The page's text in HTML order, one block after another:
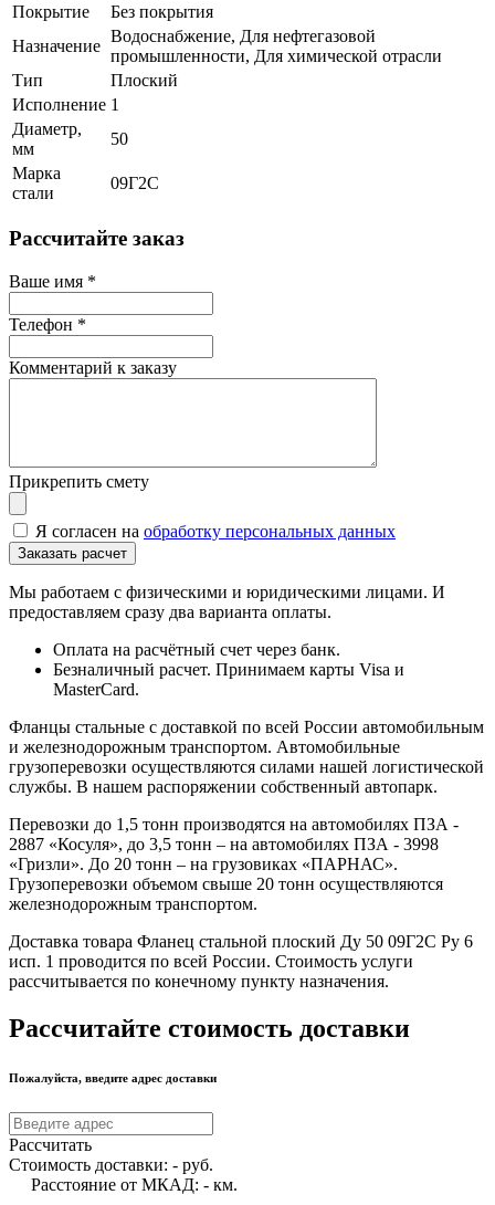
Покрытие
Без покрытия
Назначение
Водоснабжение, Для нефтегазовой
промышленности, Для химической отрасли
Тип
Плоский
Исполнение 1
Диаметр,
мм
50
Марка
стали
09Г2С
Рассчитайте заказ
Ваше имя *
Телефон *
Комментарий к заказу
Прикрепить смету
Я согласен на обработку персональных данных
Мы работаем с физическими и юридическими лицами. И
предоставляем сразу два варианта оплаты.
Оплата на расчётный счет через банк.
Безналичный расчет. Принимаем карты Visa и
MasterCard.
Фланцы стальные с доставкой по всей России автомобильным
и железнодорожным транспортом. Автомобильные
грузоперевозки осуществляются силами нашей логистической
службы. В нашем распоряжении собственный автопарк.
Перевозки до 1,5 тонн производятся на автомобилях ПЗА -
2887 «Косуля», до 3,5 тонн – на автомобилях ПЗА - 3998
«Гризли». До 20 тонн – на грузовиках «ПАРНАС».
Грузоперевозки объемом свыше 20 тонн осуществляются
железнодорожным транспортом.
Доставка товара Фланец стальной плоский Ду 50 09Г2С Ру 6
исп. 1 проводится по всей России. Стоимость услуги
рассчитывается по конечному пункту назначения.
Рассчитайте стоимость доставки
Пожалуйста, введите адрес доставки
Рассчитать
Стоимость доставки: - руб.
Расстояние от МКАД: - км.